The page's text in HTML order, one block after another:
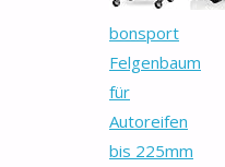
bonsport
Felgenbaum
für
Autoreifen
bis 225mm